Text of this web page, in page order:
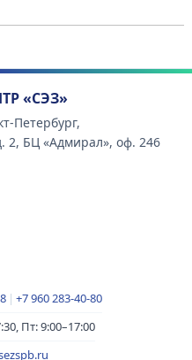
«СЭЗ»
Петербург,
2, БЦ «Адмирал», оф. 246
| +7 960 283-40-80
Пт: 9:00–17:00